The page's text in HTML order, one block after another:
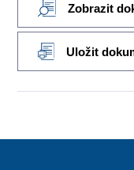
Zobrazit
Uložit